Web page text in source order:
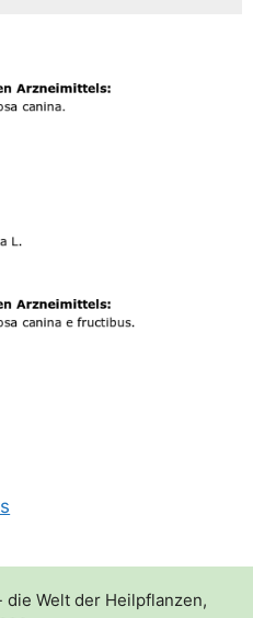
Welt der Heilpflanzen,